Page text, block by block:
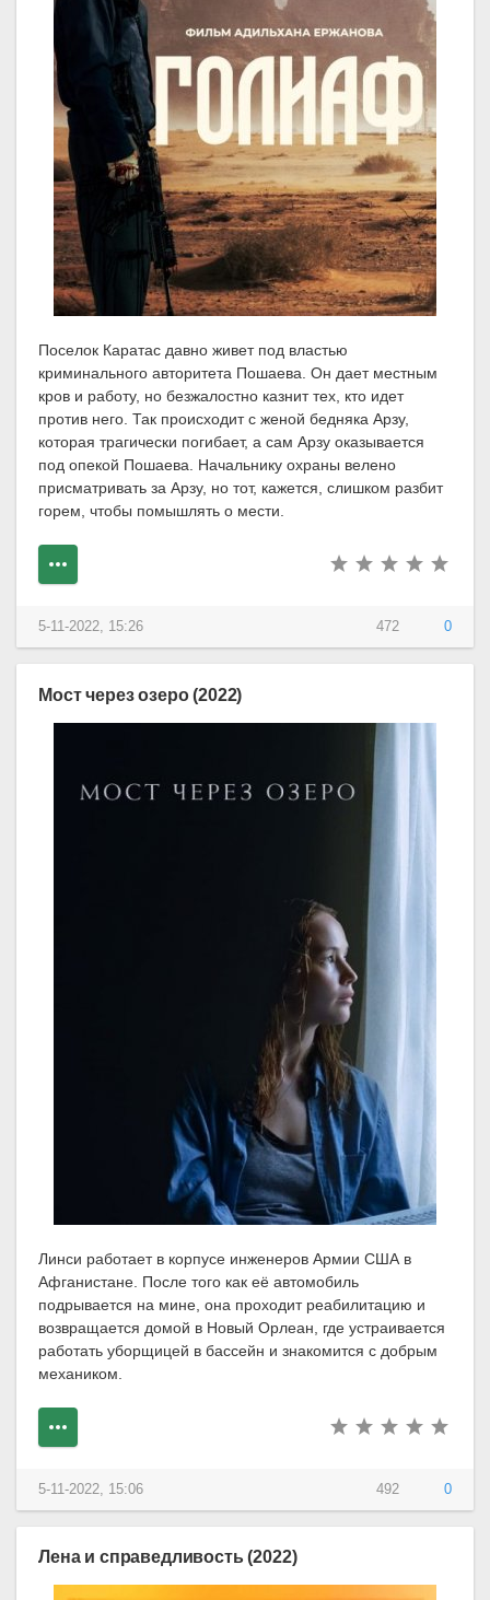
Поселок Каратас давно живет под властью
криминального авторитета Пошаева. Он дает местным
кров и работу, но безжалостно казнит тех, кто идет
против него. Так происходит с женой бедняка Арзу,
которая трагически погибает, а сам Арзу оказывается
под опекой Пошаева. Начальнику охраны велено
присматривать за Арзу, но тот, кажется, слишком разбит
горем, чтобы помышлять о мести.
472 0
5-11-2022, 15:26
Мост через озеро (2022)
Линси работает в корпусе инженеров Армии США в
Афганистане. После того как её автомобиль
подрывается на мине, она проходит реабилитацию и
возвращается домой в Новый Орлеан, где устраивается
работать уборщицей в бассейн и знакомится с добрым
механиком.
492 0
5-11-2022, 15:06
Лена и справедливость (2022)